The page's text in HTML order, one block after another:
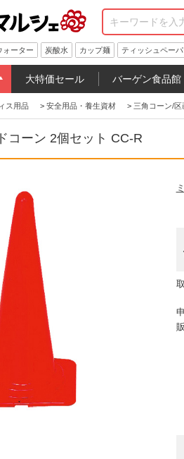
ォーター 炭酸水 カップ麺 ティッシュペーパ
大特価セール バーゲン食品館
ス用品 > 安全用品・養生資材 > 三角コーン/区
コーン 2個セット CC-R